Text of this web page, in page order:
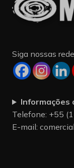
Siga nossas
Informações
Telefone: +55
E-mail: